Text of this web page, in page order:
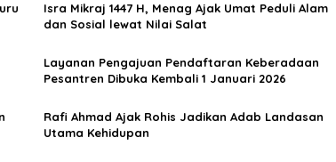
Isra Mikraj 1447 H, Menag Ajak Umat Peduli Alam
dan Sosial lewat Nilai Salat
Layanan Pengajuan Pendaftaran Keberadaan
Pesantren Dibuka Kembali 1 Januari 2026
Rafi Ahmad Ajak Rohis Jadikan Adab Landasan
Utama Kehidupan